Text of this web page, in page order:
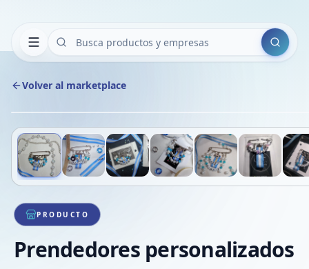
Buscar
Volver al marketplace
1/12
PRODUCTO
Prendedores personalizados